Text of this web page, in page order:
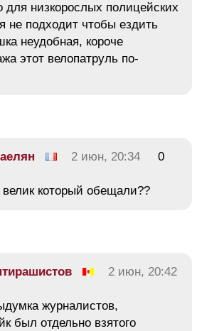
для низкорослых полицейских
не подходит чтобы ездить
неудобная, короче
этот велопатруль по-
2 июн, 20:34 0
велик который обещали??
2 июн, 20:42
журналистов,
был отдельно взятого